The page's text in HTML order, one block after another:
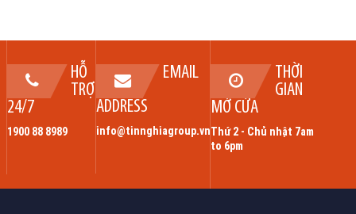
HỖ
TRỢ
24/7
1900 88 8989
EMAIL
ADDRESS
info@tinnghiagroup.vn
THỜI
GIAN
MỞ CỬA
Thứ 2 - Chủ nhật 7am
to 6pm